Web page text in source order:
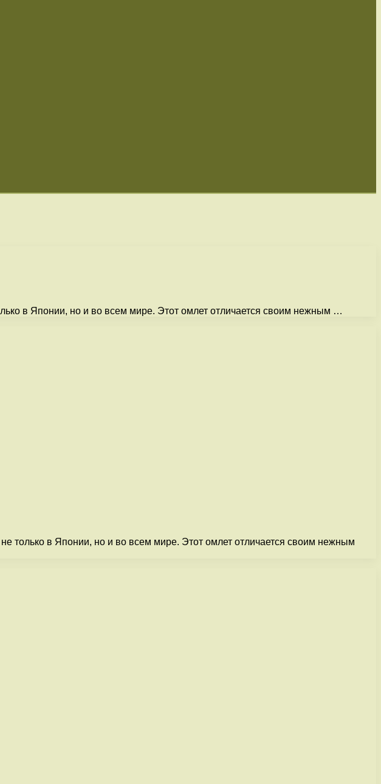
в Японии, но и во всем мире. Этот омлет отличается своим нежным …
только в Японии, но и во всем мире. Этот омлет отличается своим нежным